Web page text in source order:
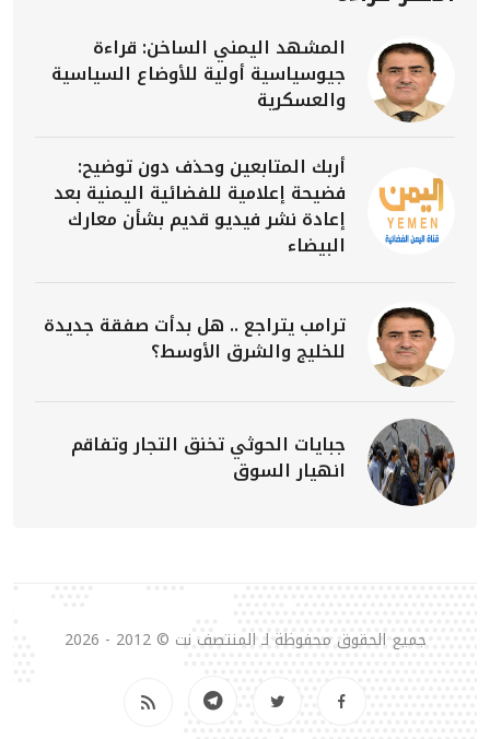
المشهد اليمني الساخن: قراءة
جيوسياسية أولية للأوضاع السياسية
والعسكرية
أربك المتابعين وحذف دون توضيح:
فضيحة إعلامية للفضائية اليمنية بعد
إعادة نشر فيديو قديم بشأن معارك
البيضاء
ترامب يتراجع .. هل بدأت صفقة جديدة
للخليج والشرق الأوسط؟
جبايات الحوثي تخنق التجار وتفاقم
انهيار السوق
جميع الحقوق محفوظة لـ المنتصف نت © 2012 - 2026